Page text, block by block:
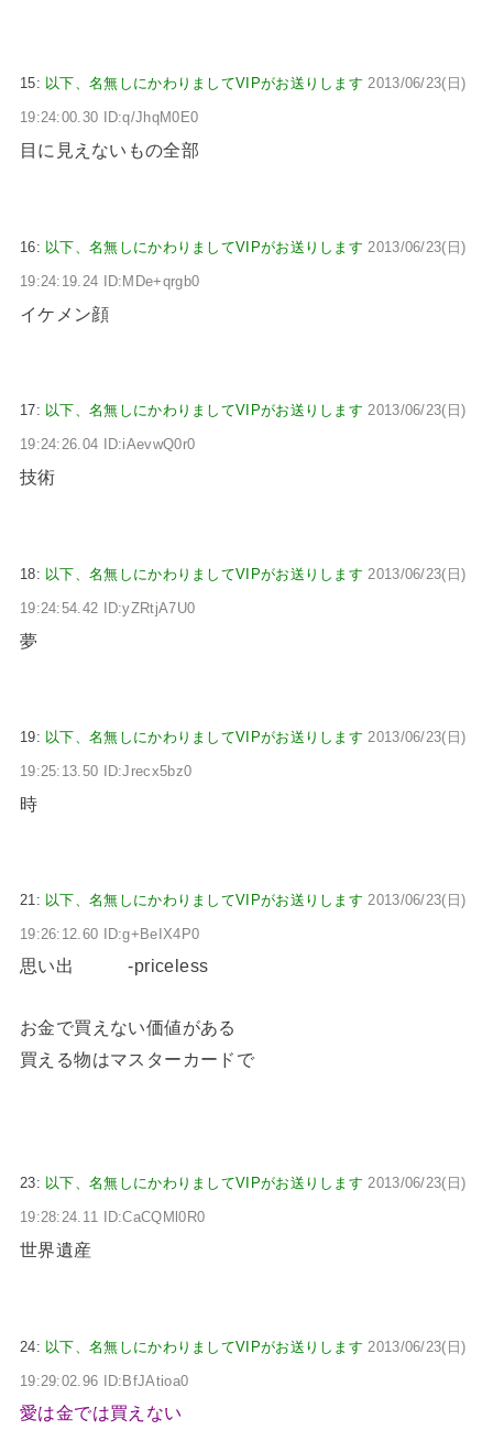
15: 以下、名無しにかわりましてVIPがお送りします 2013/06/23(日)
19:24:00.30 ID:q/JhqM0E0
目に見えないもの全部
16: 以下、名無しにかわりましてVIPがお送りします 2013/06/23(日)
19:24:19.24 ID:MDe+qrgb0
イケメン顔
17: 以下、名無しにかわりましてVIPがお送りします 2013/06/23(日)
19:24:26.04 ID:iAevwQ0r0
技術
18: 以下、名無しにかわりましてVIPがお送りします 2013/06/23(日)
19:24:54.42 ID:yZRtjA7U0
夢
19: 以下、名無しにかわりましてVIPがお送りします 2013/06/23(日)
19:25:13.50 ID:Jrecx5bz0
時
21: 以下、名無しにかわりましてVIPがお送りします 2013/06/23(日)
19:26:12.60 ID:g+BeIX4P0
思い出 -priceless
お金で買えない価値がある
買える物はマスターカードで
23: 以下、名無しにかわりましてVIPがお送りします 2013/06/23(日)
19:28:24.11 ID:CaCQMl0R0
世界遺産
24: 以下、名無しにかわりましてVIPがお送りします 2013/06/23(日)
19:29:02.96 ID:BfJAtioa0
愛は金では買えない